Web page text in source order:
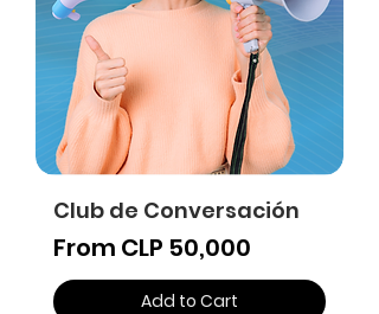
Club de Conversación
From CLP 50,000
Sale Price
Add to Cart